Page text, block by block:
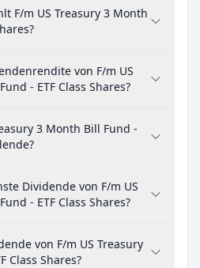
F/m US Treasury 3 Month
von F/m US
- ETF Class Shares?
3 Month Bill Fund -
Dividende von F/m US
- ETF Class Shares?
von F/m US Treasury
Class Shares?